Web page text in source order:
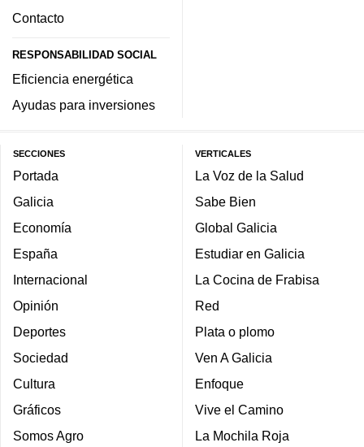
Contacto
RESPONSABILIDAD SOCIAL
Eficiencia energética
Ayudas para inversiones
SECCIONES
Portada
Galicia
Economía
España
Internacional
Opinión
Deportes
Sociedad
Cultura
Gráficos
Somos Agro
VERTICALES
La Voz de la Salud
Sabe Bien
Global Galicia
Estudiar en Galicia
La Cocina de Frabisa
Red
Plata o plomo
Ven A Galicia
Enfoque
Vive el Camino
La Mochila Roja